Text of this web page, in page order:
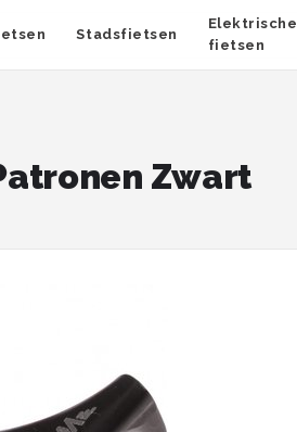
Stadsfietsen
Elektrische
fietsen
Zwart